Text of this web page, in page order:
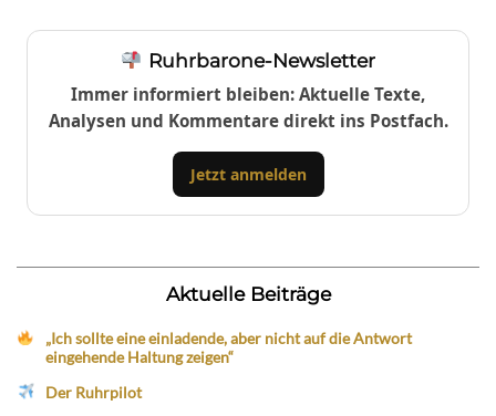
Ruhrbarone-Newsletter
Immer informiert bleiben: Aktuelle Texte,
Analysen und Kommentare direkt ins Postfach.
Jetzt anmelden
Aktuelle Beiträge
„Ich sollte eine einladende, aber nicht auf die Antwort
eingehende Haltung zeigen“
Der Ruhrpilot